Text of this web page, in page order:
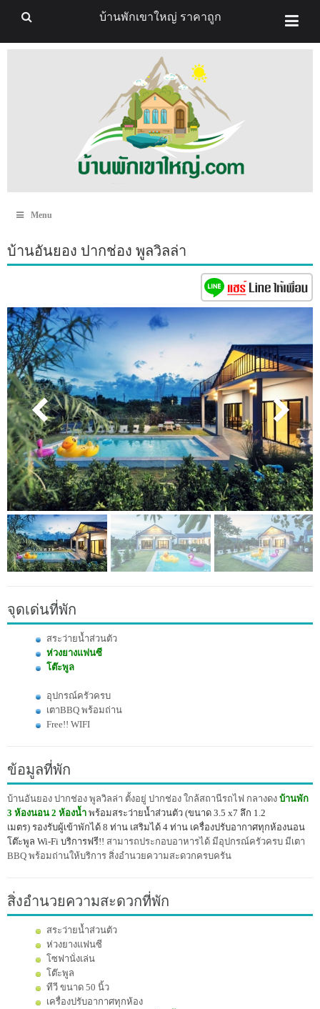
Menu
บ้านอันยอง ปากช่อง พูลวิลล่า
จุดเด่นที่พัก
สระว่ายน้ำส่วนตัว
ห่วงยางแฟนซี
โต๊ะพูล
อุปกรณ์ครัวครบ
เตาBBQ พร้อมถ่าน
Free!! WIFI
ข้อมูลที่พัก
บ้านอันยอง ปากช่อง พูลวิลล่า ตั้งอยู่ ปากช่อง ใกล้สถานีรถไฟ กลางดง บ้านพัก
3 ห้องนอน 2 ห้องน้ำ พร้อมสระว่ายน้ำส่วนตัว (ขนาด 3.5 x7 ลึก 1.2
เมตร) รองรับผู้เข้าพักได้ 8 ท่าน เสริมได้ 4 ท่าน เครื่องปรับอากาศทุกห้องนอน
โต๊ะพูล Wi-Fi บริการฟรี!! สามารถประกอบอาหารได้ มีอุปกรณ์ครัวครบ มีเตา
BBQ พร้อมถ่านให้บริการ สิ่งอำนวยความสะดวกครบครัน
สิ่งอำนวยความสะดวกที่พัก
สระว่ายน้ำส่วนตัว
ห่วงยางแฟนซี
โซฟานั่งเล่น
โต๊ะพูล
ทีวี ขนาด 50 นิ้ว
เครื่องปรับอากาศทุกห้อง
บ้านพักเขาใหญ่ ราคาถูก